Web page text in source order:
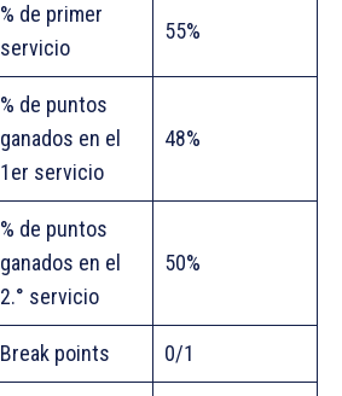
% de primer
servicio
55%
% de puntos
ganados en el
1er servicio
48%
% de puntos
ganados en el
2.° servicio
50%
Break points 0/1